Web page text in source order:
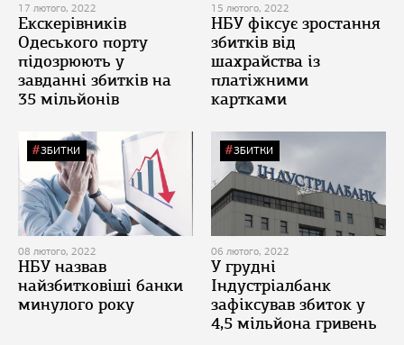
17 лютого, 2022
Екскерівників
Одеського порту
підозрюють у
завданні збитків на
35 мільйонів
15 лютого, 2022
НБУ фіксує зростання
збитків від
шахрайства із
платіжними
картками
ЗБИТКИ
08 лютого, 2022
НБУ назвав
найзбитковіші банки
минулого року
ЗБИТКИ
06 лютого, 2022
У грудні
Індустріалбанк
зафіксував збиток у
4,5 мільйона гривень